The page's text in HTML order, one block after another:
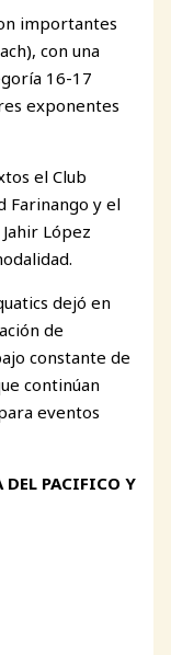
importantes
con una
16-17
exponentes
el Club
Farinango y el
López
dejó en
de
constante de
continúan
eventos
DEL PACIFICO Y